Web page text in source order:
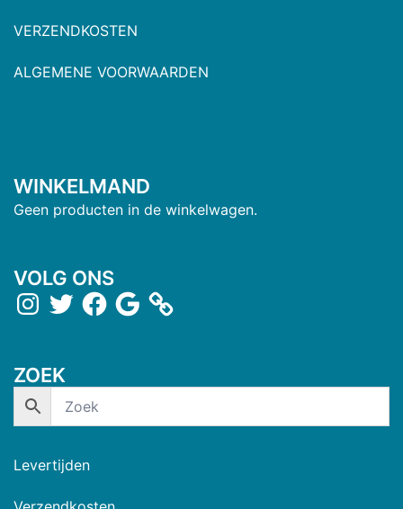
VERZENDKOSTEN
ALGEMENE VOORWAARDEN
WINKELMAND
Geen producten in de winkelwagen.
VOLG ONS
ZOEK
Levertijden